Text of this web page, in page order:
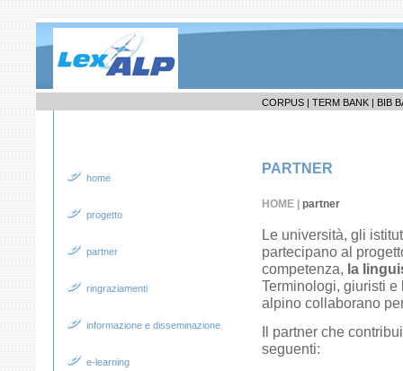
CORPUS | TERM BANK | BIB
home
progetto
partner
ringraziamenti
informazione e disseminazione
e-learning
PARTNER
HOME partner
Le università, gli
partecipano al
competenza, la
Terminologi, giuristi
alpino collaborano
Il partner che
seguenti: